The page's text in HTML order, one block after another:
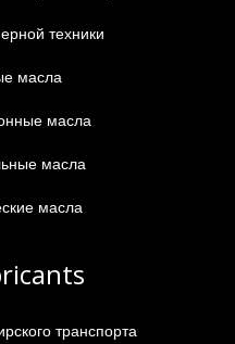
техники
масла
масла
масла
масла
транспорта